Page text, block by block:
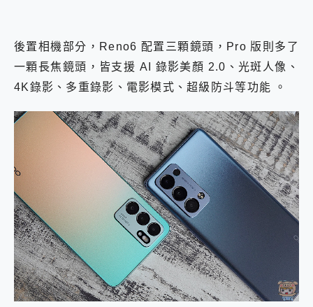
後置相機部分，Reno6 配置三顆鏡頭，Pro 版則多了
一顆長焦鏡頭，皆支援 AI 錄影美顏 2.0、光斑人像、
4K錄影、多重錄影、電影模式、超級防斗等功能 。